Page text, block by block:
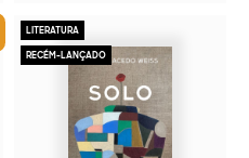
LITERATURA
RECÉM-LANÇADO
2026